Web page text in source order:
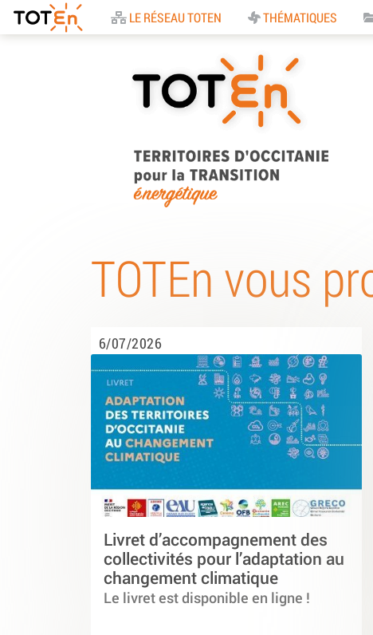
Accueil
LE RÉSEAU TOTEN THÉMATIQUES
Territoires d’Occitanie
pour la Transition
Energétique
TOTEn vous
6/07/2026
Livret d’accompagnement des
collectivités pour l’adaptation au
changement climatique
Le livret est disponible en ligne !